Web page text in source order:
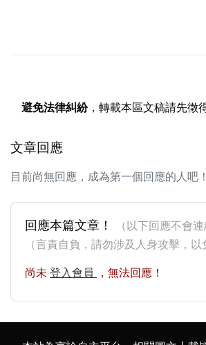
避免法律糾紛，轉載本區文稿請先徵
文章回應
目前尚無回應，成為第一個回應的人吧！
回應本篇文章！
（以下回應不會
（言責自負，請勿涉及人身攻擊，以
尚未 登入會員 ，無法回應！